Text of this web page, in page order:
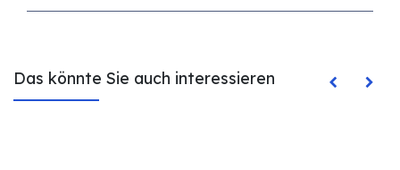
Das könnte Sie auch interessieren